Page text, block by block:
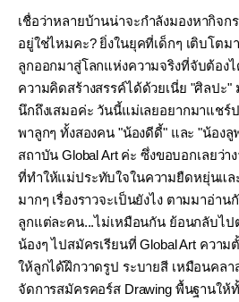
เชื่อว่าหลายบ้านน่าจะกำลังมองหากิจก
อยู่ใช่ไหมคะ? ยิ่งในยุคที่เด็กๆ เติบโต
ลูกออกมาสู่โลกแห่งความจริงที่จับต้อง
ความคิดสร้างสรรค์ได้ด้วยเนี่ย "ศิลปะ
นึกถึงเสมอค่ะ วันนี้แม่เลยอยากมาแชร์
พาลูกๆ ทั้งสองคน "น้องดีดี้" และ "น้อง
สถาบัน Global Art ค่ะ ซึ่งขอบอกเลยว่า
ที่ทำให้แม่ประทับใจในความยืดหยุ่นแล
มากๆ เรื่องราวจะเป็นยังไง ตามมาอ่าน
ลูกแต่ละคน...ไม่เหมือนกัน ย้อนกลับไ
น้องๆ ไปสมัครเรียนที่ Global Art ควา
ให้ลูกได้ฝึกวาดรูป ระบายสี เหมือนคลา
จัดการสมัครคอร์ส Drawing พื้นฐานให้